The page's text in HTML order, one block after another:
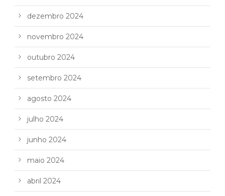
dezembro 2024
novembro 2024
outubro 2024
setembro 2024
agosto 2024
julho 2024
junho 2024
maio 2024
abril 2024